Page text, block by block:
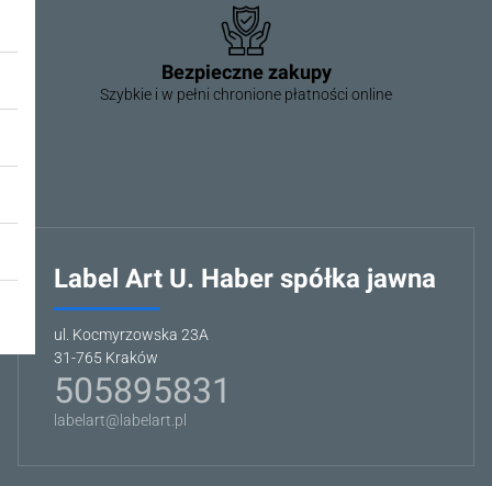
Bezpieczne zakupy
Szybkie i w pełni chronione płatności online
Label Art U. Haber spółka jawna
ul. Kocmyrzowska 23A
31-765 Kraków
505895831
labelart@labelart.pl